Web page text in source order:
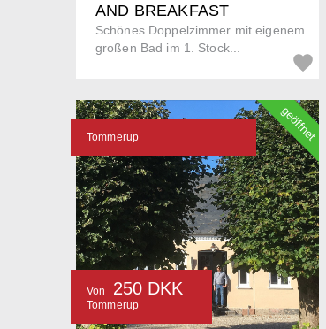
AND BREAKFAST
Schönes Doppelzimmer mit eigenem
großen Bad im 1. Stock...
Tommerup
Von 250 DKK
Tommerup
geöffnet